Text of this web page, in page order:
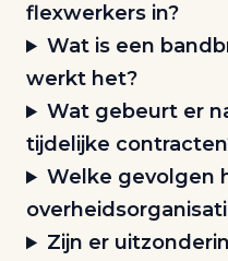
flexwerkers in?
Wat is een
werkt het?
Wat gebeurt er
tijdelijke
Welke gevolgen
Zijn er